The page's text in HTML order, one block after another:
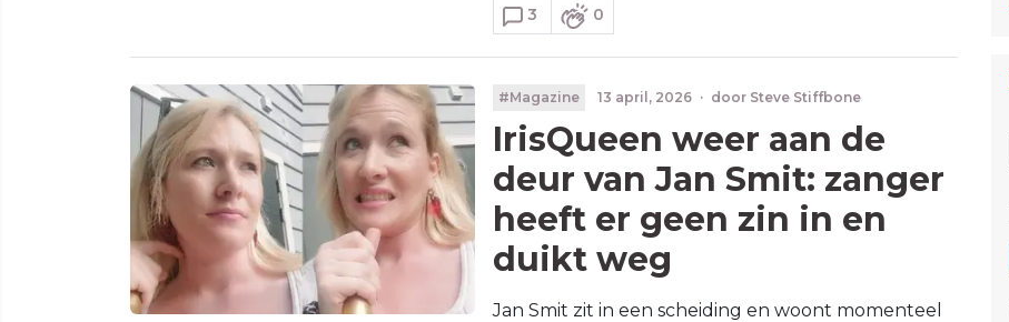
3 0
#Magazine 13 april, 2026 · door Steve Stiffbone
IrisQueen weer aan de
deur van Jan Smit: zanger
heeft er geen zin in en
duikt weg
Jan Smit zit in een scheiding en woont momenteel